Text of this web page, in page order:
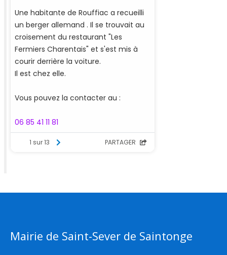
Mairie de Saint-Sever de Saintonge